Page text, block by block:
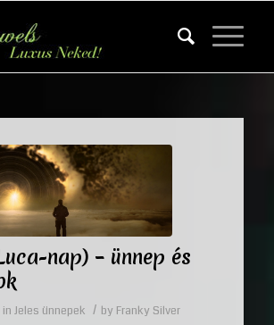
nap) – ünnep és
in Jeles ünnepek / by Franky Silver